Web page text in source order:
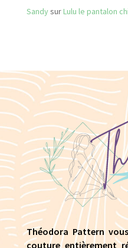
SandysurLulu le pantalon
Théodora Pattern
couture entièrement